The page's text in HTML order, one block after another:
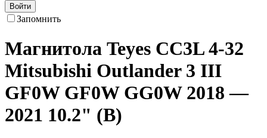
Войти
Запомнить
Магнитола Teyes CC3L 4-32
Mitsubishi Outlander 3 III
GF0W GF0W GG0W 2018 —
2021 10.2" (B)